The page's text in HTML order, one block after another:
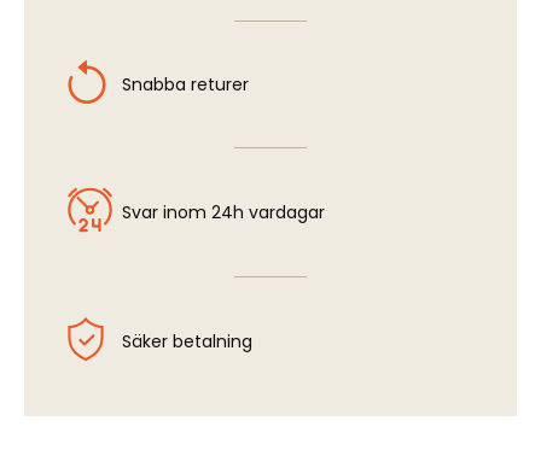
Snabba returer
Svar inom 24h vardagar
Säker betalning